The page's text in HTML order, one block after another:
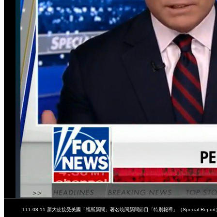
111.08.11 蕭大使接受美國「福斯新聞」著名晚間新聞節目「特別報導」（Special